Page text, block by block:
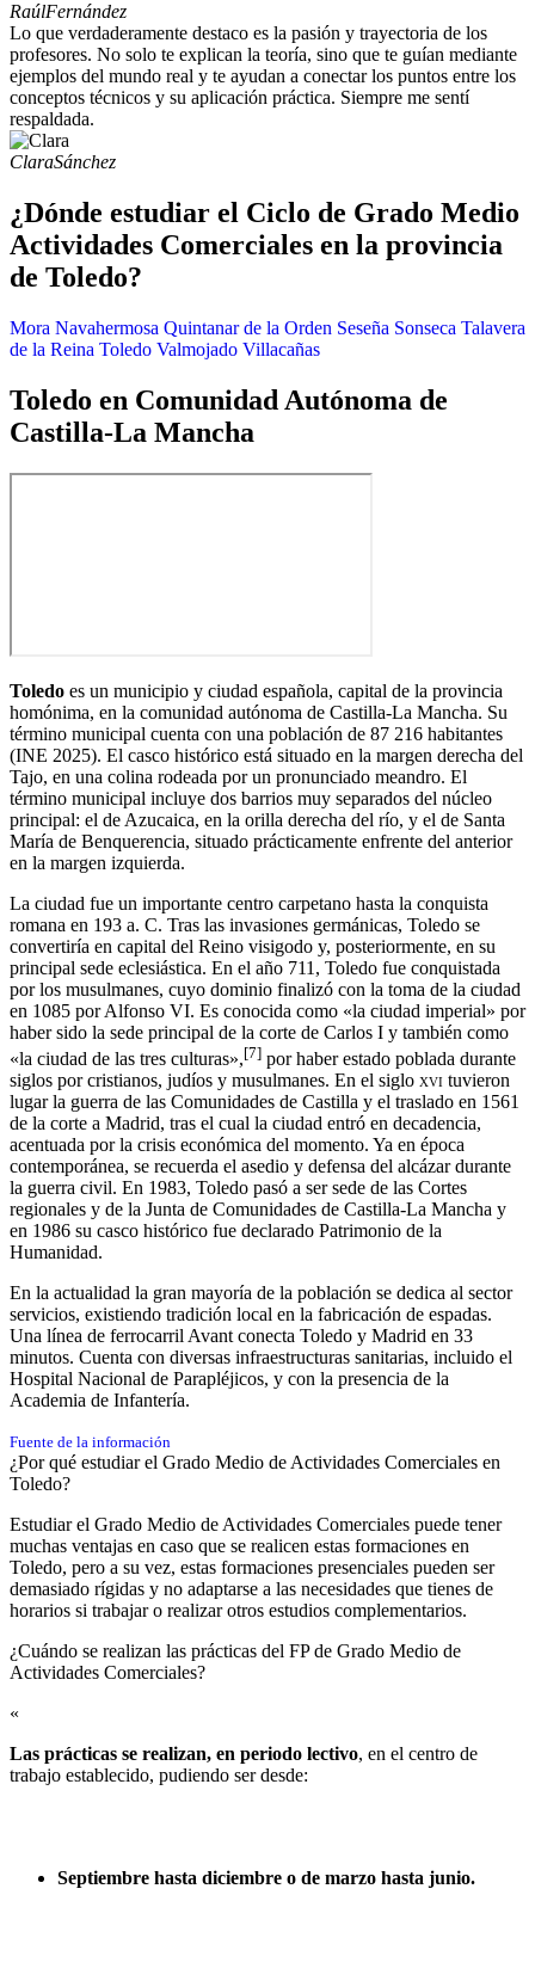
RaúlFernández
Lo que verdaderamente destaco es la pasión y trayectoria de los
profesores. No solo te explican la teoría, sino que te guían mediante
ejemplos del mundo real y te ayudan a conectar los puntos entre los
conceptos técnicos y su aplicación práctica. Siempre me sentí
respaldada.
ClaraSánchez
¿Dónde estudiar el Ciclo de Grado Medio
Actividades Comerciales en la provincia
de Toledo?
Mora Navahermosa Quintanar de la Orden Seseña Sonseca Talavera
de la Reina Toledo Valmojado Villacañas
Toledo en Comunidad Autónoma de
Castilla-La Mancha
Toledo es un municipio y ciudad española, capital de la provincia
homónima, en la comunidad autónoma de Castilla-La Mancha. Su
término municipal cuenta con una población de 87 216 habitantes
(INE 2025). El casco histórico está situado en la margen derecha del
Tajo, en una colina rodeada por un pronunciado meandro. El
término municipal incluye dos barrios muy separados del núcleo
principal: el de Azucaica, en la orilla derecha del río, y el de Santa
María de Benquerencia, situado prácticamente enfrente del anterior
en la margen izquierda.
La ciudad fue un importante centro carpetano hasta la conquista
romana en 193 a. C. Tras las invasiones germánicas, Toledo se
convertiría en capital del Reino visigodo y, posteriormente, en su
principal sede eclesiástica. En el año 711, Toledo fue conquistada
por los musulmanes, cuyo dominio finalizó con la toma de la ciudad
en 1085 por Alfonso VI. Es conocida como «la ciudad imperial» por
haber sido la sede principal de la corte de Carlos I​ y también como
«la ciudad de las tres culturas»,[7] ​ por haber estado poblada durante
siglos por cristianos, judíos y musulmanes. En el siglo xvi tuvieron
lugar la guerra de las Comunidades de Castilla y el traslado en 1561
de la corte a Madrid, tras el cual la ciudad entró en decadencia,
acentuada por la crisis económica del momento. Ya en época
contemporánea, se recuerda el asedio y defensa del alcázar durante
la guerra civil. En 1983, Toledo pasó a ser sede de las Cortes
regionales y de la Junta de Comunidades de Castilla-La Mancha​ y
en 1986 su casco histórico fue declarado Patrimonio de la
Humanidad.
En la actualidad la gran mayoría de la población se dedica al sector
servicios, existiendo tradición local en la fabricación de espadas.
Una línea de ferrocarril Avant conecta Toledo y Madrid en 33
minutos. Cuenta con diversas infraestructuras sanitarias, incluido el
Hospital Nacional de Parapléjicos, y con la presencia de la
Academia de Infantería.
Fuente de la información
¿Por qué estudiar el Grado Medio de Actividades Comerciales en
Toledo?
Estudiar el Grado Medio de Actividades Comerciales puede tener
muchas ventajas en caso que se realicen estas formaciones en
Toledo, pero a su vez, estas formaciones presenciales pueden ser
demasiado rígidas y no adaptarse a las necesidades que tienes de
horarios si trabajar o realizar otros estudios complementarios.
¿Cuándo se realizan las prácticas del FP de Grado Medio de
Actividades Comerciales?​
«
Las prácticas se realizan, en periodo lectivo, en el centro de
trabajo establecido, pudiendo ser desde:
Septiembre hasta diciembre o de marzo hasta junio.